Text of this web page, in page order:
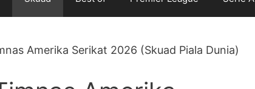
Amerika Serikat 2026 (Skuad Piala Dunia)